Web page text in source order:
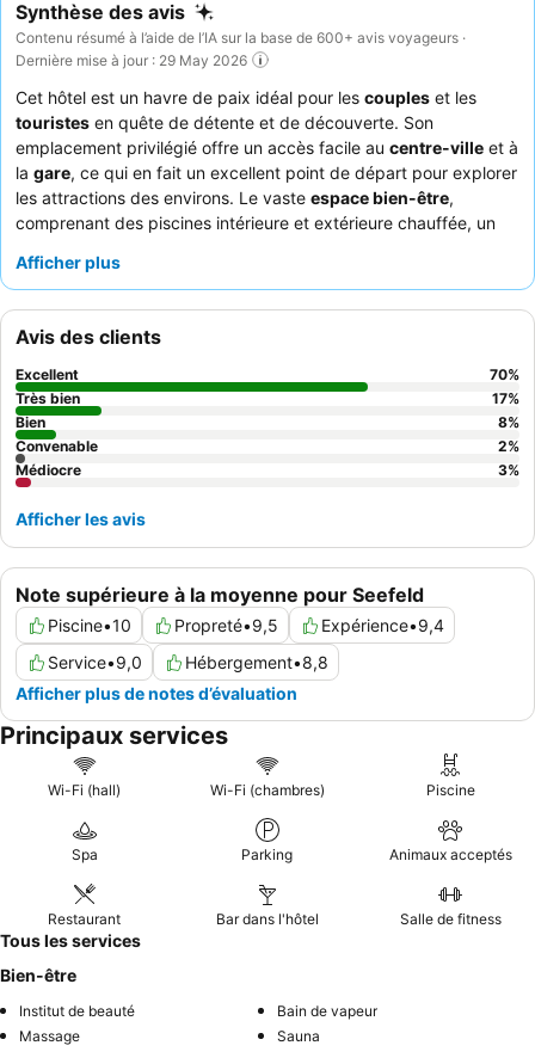
Synthèse des avis
Contenu résumé à l’aide de l’IA sur la base de 600+ avis voyageurs ·
Dernière mise à jour : 29 May 2026
Cet hôtel est un havre de paix idéal pour les couples et les
touristes en quête de détente et de découverte. Son
emplacement privilégié offre un accès facile au centre-ville et à
la gare, ce qui en fait un excellent point de départ pour explorer
les attractions des environs. Le vaste espace bien-être,
comprenant des piscines intérieure et extérieure chauffée, un
constitue un refuge parfait après une journée d'activités. Les
attentionné
et l'exceptionnelle
copieux petit-déjeuner buffet et les divers dîners à plusieurs
plats. Pour une expérience optimale, pensez à réserver une
suitepour un hébergement plus spacieux et mieux équipé.
Afficher plus
Note supérieure à la moyenne pour Seefeld
Piscine•10 Propreté•9,5 Expérience•9,4
Service•9,0 Hébergement•8,8
Afficher plus de notes d’évaluation
Avis des clients
Excellent 70%
Très bien
17%
Bien
8%
Convenable
2%
Médiocre
3%
Afficher les avis
Principaux services
Wi-Fi (hall) Wi-Fi (chambres) Piscine
Spa Parking Animaux acceptés
Restaurant Bar dans l'hôtel Salle de fitness
Tous les services
Bien-être
Institut de beauté
Bain de vapeur
Massage
Sauna